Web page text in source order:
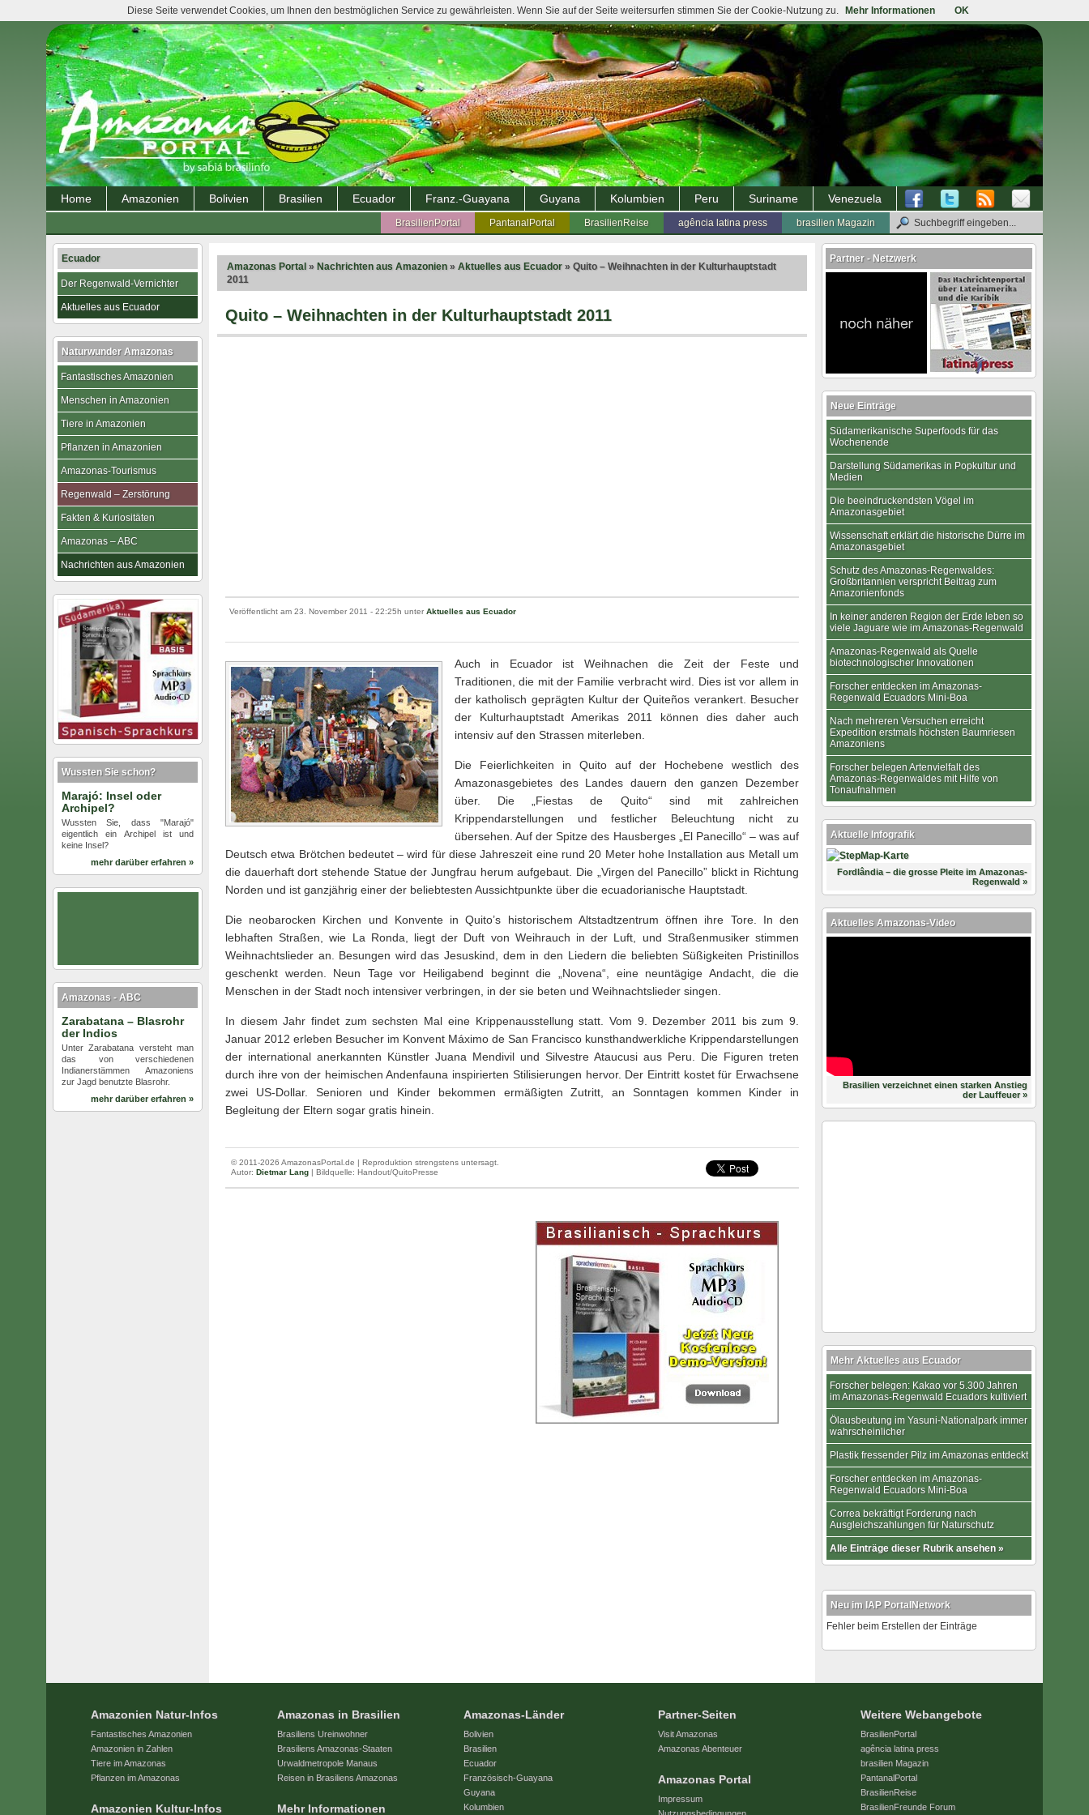
Home Amazonien Bolivien Brasilien Ecuador Franz.-Guayana Guyana Kolumbien Peru Suriname Venezuela
brasilien Magazin
agência latina press
BrasilienReise
PantanalPortal
BrasilienPortal
Amazonas Portal » Nachrichten aus Amazonien » Aktuelles aus Ecuador » Quito – Weihnachten in der Kulturhauptstadt
2011
Quito – Weihnachten in der Kulturhauptstadt 2011
Veröffentlicht am 23. November 2011 - 22:25h unter Aktuelles aus Ecuador
Auch in Ecuador ist Weihnachen die Zeit der Feste und
Traditionen, die mit der Familie verbracht wird. Dies ist vor allem in
der katholisch geprägten Kultur der Quiteños verankert. Besucher
der Kulturhauptstadt Amerikas 2011 können dies daher auch
intensiv auf den Strassen miterleben.
Die Feierlichkeiten in Quito auf der Hochebene westlich des
Amazonasgebietes des Landes dauern den ganzen Dezember
über. Die „Fiestas de Quito“ sind mit zahlreichen
Krippendarstellungen und festlicher Beleuchtung nicht zu
übersehen. Auf der Spitze des Hausberges „El Panecillo“ – was auf
Deutsch etwa Brötchen bedeutet – wird für diese Jahreszeit eine rund 20 Meter hohe Installation aus Metall um
die dauerhaft dort stehende Statue der Jungfrau herum aufgebaut. Die „Virgen del Panecillo” blickt in Richtung
Norden und ist ganzjährig einer der beliebtesten Aussichtpunkte über die ecuadorianische Hauptstadt.
Die neobarocken Kirchen und Konvente in Quito’s historischem Altstadtzentrum öffnen ihre Tore. In den
lebhaften Straßen, wie La Ronda, liegt der Duft von Weihrauch in der Luft, und Straßenmusiker stimmen
Weihnachtslieder an. Besungen wird das Jesuskind, dem in den Liedern die beliebten Süßigkeiten Pristinillos
geschenkt werden. Neun Tage vor Heiligabend beginnt die „Novena“, eine neuntägige Andacht, die die
Menschen in der Stadt noch intensiver verbringen, in der sie beten und Weihnachtslieder singen.
In diesem Jahr findet zum sechsten Mal eine Krippenausstellung statt. Vom 9. Dezember 2011 bis zum 9.
Januar 2012 erleben Besucher im Konvent Máximo de San Francisco kunsthandwerkliche Krippendarstellungen
der international anerkannten Künstler Juana Mendivil und Silvestre Ataucusi aus Peru. Die Figuren treten
durch ihre von der heimischen Andenfauna inspirierten Stilisierungen hervor. Der Eintritt kostet für Erwachsene
zwei US-Dollar. Senioren und Kinder bekommen ermäßigten Zutritt, an Sonntagen kommen Kinder in
Begleitung der Eltern sogar gratis hinein.
© 2011-2026 AmazonasPortal.de | Reproduktion strengstens untersagt.
Autor: Dietmar Lang | Bildquelle: Handout/QuitoPresse
Ecuador
Der Regenwald-Vernichter
Aktuelles aus Ecuador
Naturwunder Amazonas
Fantastisches Amazonien
Menschen in Amazonien
Tiere in Amazonien
Pflanzen in Amazonien
Amazonas-Tourismus
Regenwald – Zerstörung
Fakten & Kuriositäten
Amazonas – ABC
Nachrichten aus Amazonien
Wussten Sie schon?
Marajó: Insel oder
Archipel?
Wussten Sie, dass "Marajó"
eigentlich ein Archipel ist und
keine Insel?
mehr darüber erfahren »
Amazonas - ABC
Zarabatana – Blasrohr
der Indios
Unter Zarabatana versteht man
das von verschiedenen
Indianerstämmen Amazoniens
zur Jagd benutzte Blasrohr.
mehr darüber erfahren »
Partner - Netzwerk
Neue Einträge
Südamerikanische Superfoods für das
Wochenende
Darstellung Südamerikas in Popkultur und
Medien
Die beeindruckendsten Vögel im
Amazonasgebiet
Wissenschaft erklärt die historische Dürre im
Amazonasgebiet
Schutz des Amazonas-Regenwaldes:
Großbritannien verspricht Beitrag zum
Amazonienfonds
In keiner anderen Region der Erde leben so
viele Jaguare wie im Amazonas-Regenwald
Amazonas-Regenwald als Quelle
biotechnologischer Innovationen
Forscher entdecken im Amazonas-
Regenwald Ecuadors Mini-Boa
Nach mehreren Versuchen erreicht
Expedition erstmals höchsten Baumriesen
Amazoniens
Forscher belegen Artenvielfalt des
Amazonas-Regenwaldes mit Hilfe von
Tonaufnahmen
Aktuelle Infografik
Fordlândia – die grosse Pleite im Amazonas-
Regenwald »
Aktuelles Amazonas-Video
Brasilien verzeichnet einen starken Anstieg
der Lauffeuer »
Mehr Aktuelles aus Ecuador
Forscher belegen: Kakao vor 5.300 Jahren
im Amazonas-Regenwald Ecuadors kultiviert
Ölausbeutung im Yasuni-Nationalpark immer
wahrscheinlicher
Plastik fressender Pilz im Amazonas entdeckt
Forscher entdecken im Amazonas-
Regenwald Ecuadors Mini-Boa
Correa bekräftigt Forderung nach
Ausgleichszahlungen für Naturschutz
Alle Einträge dieser Rubrik ansehen »
Neu im IAP PortalNetwork
Fehler beim Erstellen der Einträge
Amazonien Natur-Infos
Fantastisches Amazonien
Amazonien in Zahlen
Tiere im Amazonas
Pflanzen im Amazonas
Amazonien Kultur-Infos
Amazonas in Brasilien
Brasiliens Ureinwohner
Brasiliens Amazonas-Staaten
Urwaldmetropole Manaus
Reisen in Brasiliens Amazonas
Mehr Informationen
Amazonas-Länder
Bolivien
Brasilien
Ecuador
Französisch-Guayana
Guyana
Kolumbien
Partner-Seiten
Visit Amazonas
Amazonas Abenteuer
Amazonas Portal
Impressum
Weitere Webangebote
BrasilienPortal
agência latina press
brasilien Magazin
PantanalPortal
BrasilienReise
BrasilienFreunde Forum
Diese Seite verwendet Cookies, um Ihnen den bestmöglichen Service zu gewährleisten. Wenn Sie auf der Seite weitersurfen stimmen Sie der Cookie-Nutzung zu. Mehr Informationen OK